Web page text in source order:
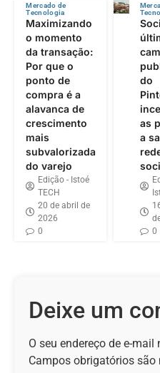
Mercado de
Tecnologia
Maximizando
o momento
da transação:
Por que o
ponto de
compra é a
alavanca de
crescimento
mais
subvalorizada
do varejo
Edição - Istoé
TECH
20 de abril de
2026
0
do
as
a
0
Deixe um
O seu endereço de e-
Campos obrigatórios são